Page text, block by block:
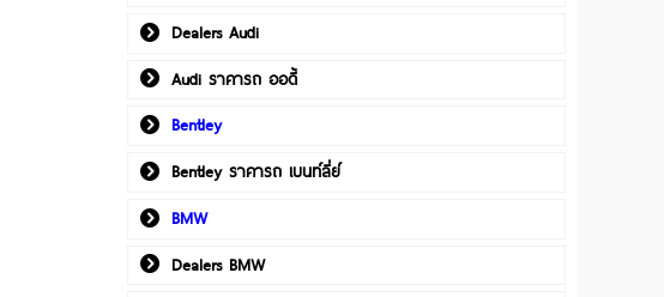
Dealers Audi
Audi ราคารถ ออดี้
Bentley
Bentley ราคารถ เบนท์ลี่ย์
BMW
Dealers BMW